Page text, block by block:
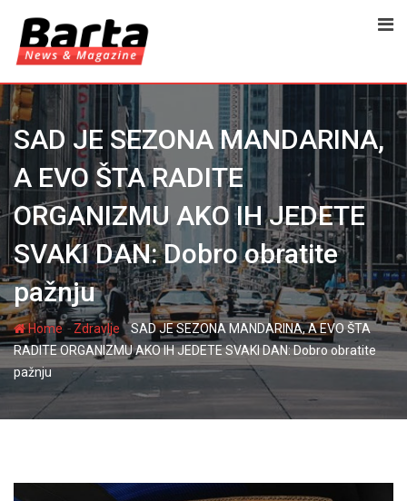
content
SAD JE SEZONA MANDARINA,
A EVO ŠTA RADITE
ORGANIZMU AKO IH JEDETE
SVAKI DAN: Dobro obratite
pažnju
Home-Zdravlje-SAD JE SEZONA MANDARINA, A EVO ŠTA
RADITE ORGANIZMU AKO IH JEDETE SVAKI DAN: Dobro obratite
pažnju